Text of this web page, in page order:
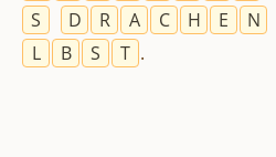
S
D R A C H E N
L
B S T .